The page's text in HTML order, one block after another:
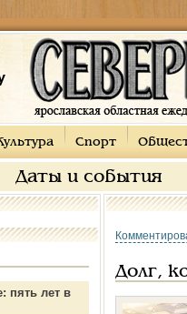
Спорт
Даты и события
пять лет в
Долг,